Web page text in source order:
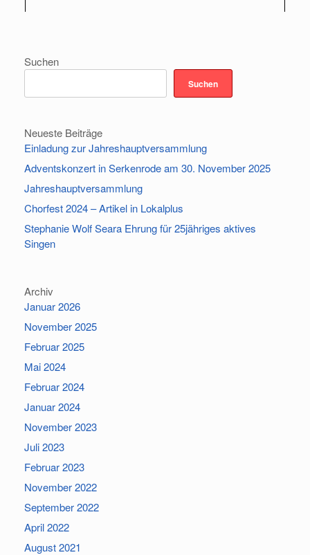
Suchen
Suchen
Neueste Beiträge
Einladung zur Jahreshauptversammlung
Adventskonzert in Serkenrode am 30. November 2025
Jahreshauptversammlung
Chorfest 2024 – Artikel in Lokalplus
Stephanie Wolf Seara Ehrung für 25jähriges aktives
Singen
Archiv
Januar 2026
November 2025
Februar 2025
Mai 2024
Februar 2024
Januar 2024
November 2023
Juli 2023
Februar 2023
November 2022
September 2022
April 2022
August 2021